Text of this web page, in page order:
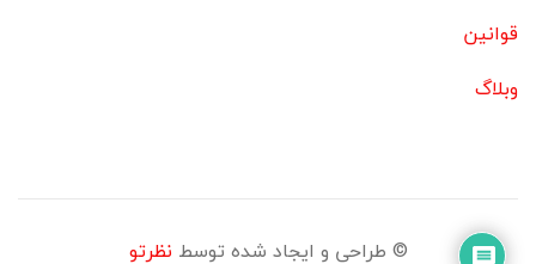
قوانین
وبلاگ
© طراحی و ایجاد شده توسط نظرتو